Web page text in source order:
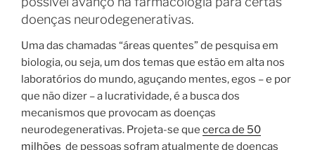
doenças neurodegenerativas.
Uma das chamadas “áreas quentes” de pesquisa em
biologia, ou seja, um dos temas que estão em alta nos
laboratórios do mundo, aguçando mentes, egos – e por
que não dizer – a lucratividade, é a busca dos
mecanismos que provocam as doenças
neurodegenerativas. Projeta-se que cerca de 50
milhões de pessoas sofram atualmente de doenças